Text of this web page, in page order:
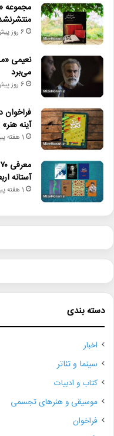
مجموعه
6 روز پیش
نعیمی
می‌برد
6 روز پیش
فراخوان
آینه
1 هفته پیش
آستانه
1 هفته پیش
دسته بندی
اخبار
سینما و تئاتر
کتاب و ادبیات
موسیقی و هنرهای تجسمی
فراخوان